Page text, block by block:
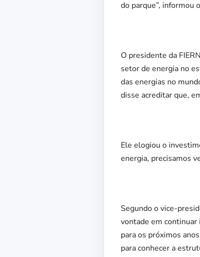
do parque”, informou
O presidente da
setor de energia no
das energias no
disse acreditar que,
Ele elogiou o
energia, precisamos
Segundo o vice-
vontade em continuar
para os próximos
para conhecer a